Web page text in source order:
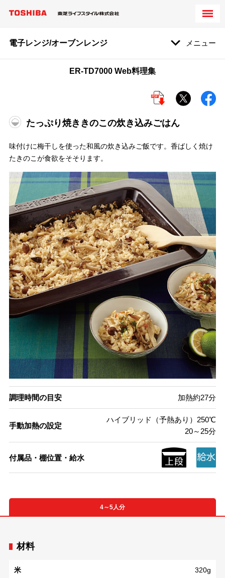
電子レンジ/オーブンレンジ メニュー
ER-TD7000 Web料理集
たっぷり焼ききのこの炊き込みごはん
味付けに梅干しを使った和風の炊き込みご飯です。香ばしく焼け
たきのこが食欲をそそります。
調理時間の目安 加熱約27分
手動加熱の設定
ハイブリッド（予熱あり）250℃
20～25分
付属品・棚位置・給水
4～5人分
材料
米 320g